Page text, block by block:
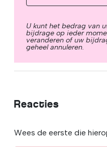
U kunt het bedrag van
bijdrage op ieder
veranderen of uw
geheel annuleren.
Reacties
Wees de eerste die